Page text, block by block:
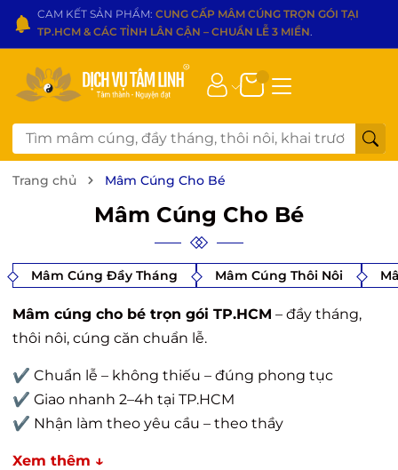
CAM KẾT SẢN PHẨM: CUNG CẤP MÂM CÚNG TRỌN GÓI TẠI
TP.HCM & CÁC TỈNH LÂN CẬN – CHUẨN LỄ 3 MIỀN.
Trang chủ Mâm Cúng Cho Bé
Mâm Cúng Cho Bé
Mâm Cúng Đầy Tháng Mâm Cúng Thôi Nôi
Mâm cúng cho bé trọn gói TP.HCM – đầy tháng,
thôi nôi, cúng căn chuẩn lễ.
✔ Chuẩn lễ – không thiếu – đúng phong tục
✔ Giao nhanh 2–4h tại TP.HCM
✔ Nhận làm theo yêu cầu – theo thầy
Xem thêm ↓